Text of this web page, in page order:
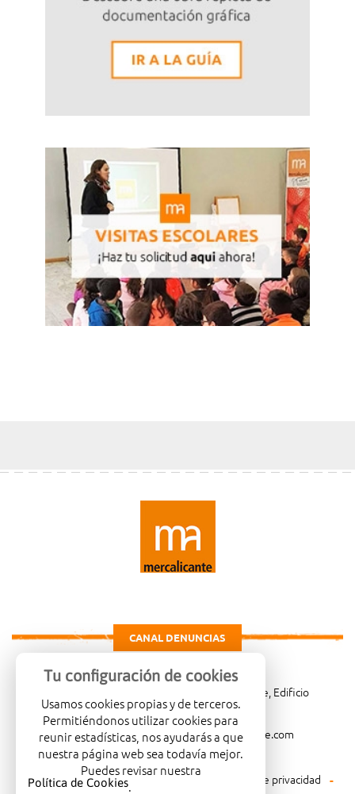
CANAL DENUNCIAS
Carretera de Madrid Km. 4, 03114 Alicante, Edificio
Administrativo, planta 3ª
966081001
merca@mercalicante.com
Aviso legal Política de cookies
Política de privacidad
Tu configuración de cookies
Usamos cookies propias y de terceros.
Permitiéndonos utilizar cookies para
reunir estadísticas, nos ayudarás a que
nuestra página web sea todavía mejor.
Puedes revisar nuestra
Política de Cookies.